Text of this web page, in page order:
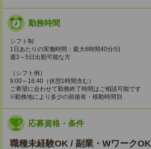
勤務時間
シフト制
1日あたりの実働時間：最大6時間40分/日
週3～5日出勤可能な方
（シフト例）
9:00～16:40（休憩1時間含む）
ご希望に合わせて勤務終了時間はご相談可能です
※勤務地により多少の前後有・移動時間別
応募資格・条件
職種未経験OK / 副業・WワークOK